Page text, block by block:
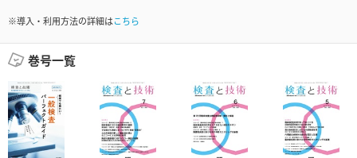
※導入・利用方法の詳細はこちら
巻号一覧